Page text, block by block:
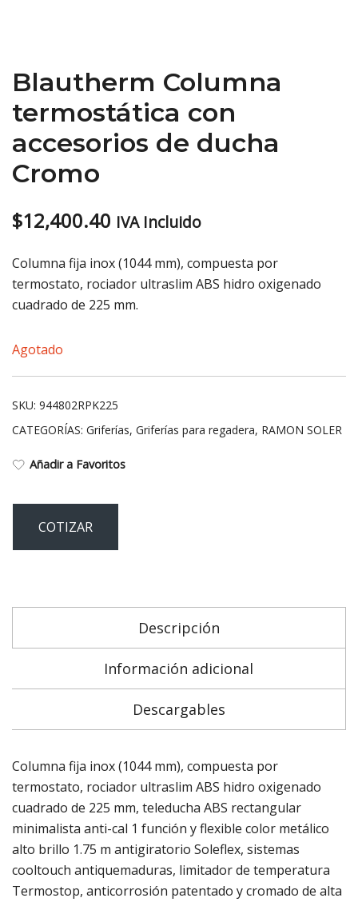
Blautherm Columna
termostática con
accesorios de ducha
Cromo
$12,400.40 IVA Incluido
Columna fija inox (1044 mm), compuesta por
termostato, rociador ultraslim ABS hidro oxigenado
cuadrado de 225 mm.
Agotado
SKU: 944802RPK225
CATEGORÍAS: Griferías, Griferías para regadera, RAMON SOLER
Añadir a Favoritos
COTIZAR
Descripción
Información adicional
Descargables
Columna fija inox (1044 mm), compuesta por
termostato, rociador ultraslim ABS hidro oxigenado
cuadrado de 225 mm, teleducha ABS rectangular
minimalista anti-cal 1 función y flexible color metálico
alto brillo 1.75 m antigiratorio Soleflex, sistemas
cooltouch antiquemaduras, limitador de temperatura
Termostop, anticorrosión patentado y cromado de alta